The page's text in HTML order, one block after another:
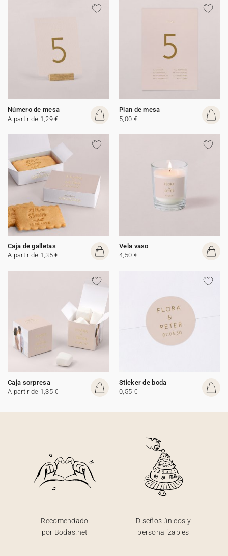
Número de mesa
A partir de 1,29 €
Plan de mesa
5,00 €
Caja de galletas
A partir de 1,35 €
Vela vaso
4,50 €
Caja sorpresa
A partir de 1,35 €
Sticker de boda
0,55 €
Recomendado
por Bodas.net
Diseños únicos y
personalizables